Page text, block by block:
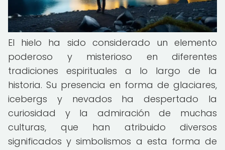
El hielo ha sido considerado un elemento
poderoso y misterioso en diferentes
tradiciones espirituales a lo largo de la
historia. Su presencia en forma de glaciares,
icebergs y nevados ha despertado la
curiosidad y la admiración de muchas
culturas, que han atribuido diversos
significados y simbolismos a esta forma de